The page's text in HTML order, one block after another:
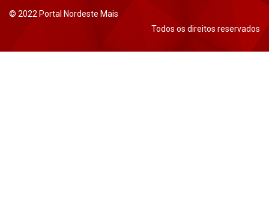
© 2022 Portal Nordeste Mais
Todos os direitos reservados